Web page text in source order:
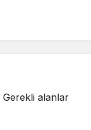
Gerekli alanlar